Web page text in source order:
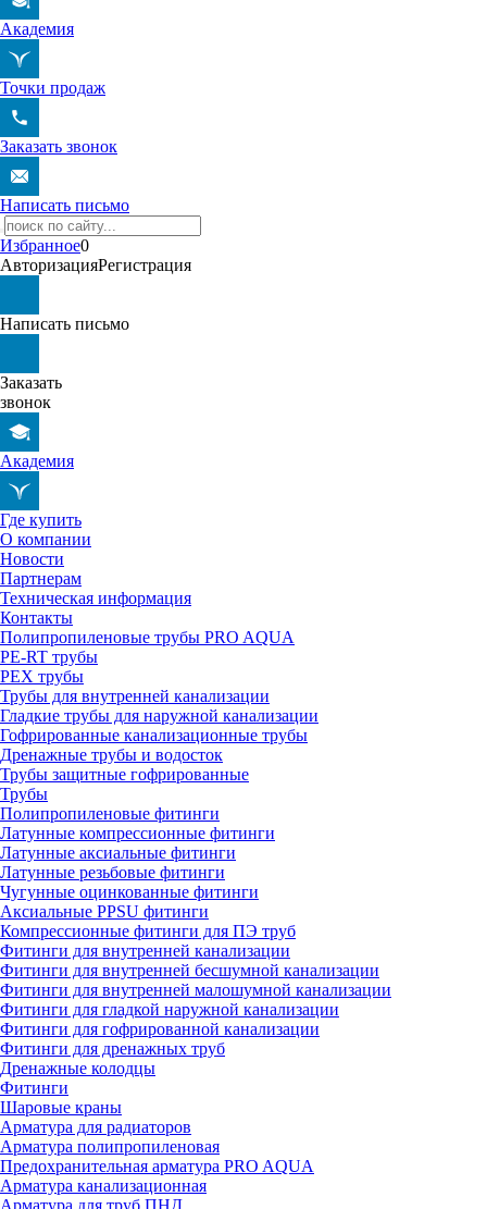
Академия
Точки продаж
Заказать звонок
Написать письмо
Избранное0
АвторизацияРегистрация
Написать письмо
Заказать
звонок
Академия
Где купить
О компании
Новости
Партнерам
Техническая информация
Контакты
Полипропиленовые трубы PRO AQUA
PE-RT трубы
PEX трубы
Трубы для внутренней канализации
Гладкие трубы для наружной канализации
Гофрированные канализационные трубы
Дренажные трубы и водосток
Трубы защитные гофрированные
Трубы
Полипропиленовые фитинги
Латунные компрессионные фитинги
Латунные аксиальные фитинги
Латунные резьбовые фитинги
Чугунные оцинкованные фитинги
Аксиальные PPSU фитинги
Компрессионные фитинги для ПЭ труб
Фитинги для внутренней канализации
Фитинги для внутренней бесшумной канализации
Фитинги для внутренней малошумной канализации
Фитинги для гладкой наружной канализации
Фитинги для гофрированной канализации
Фитинги для дренажных труб
Дренажные колодцы
Фитинги
Шаровые краны
Арматура для радиаторов
Арматура полипропиленовая
Предохранительная арматура PRO AQUA
Арматура канализационная
Арматура для труб ПНД